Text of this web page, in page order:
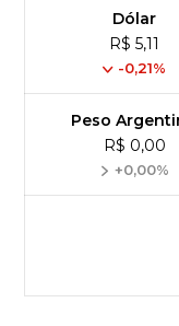
Dólar
R$ 5,11
-0,21%
Peso
R$ 0,00
+0,00%